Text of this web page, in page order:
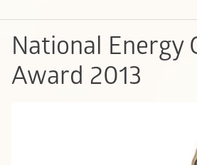
National Energy
Award 2013